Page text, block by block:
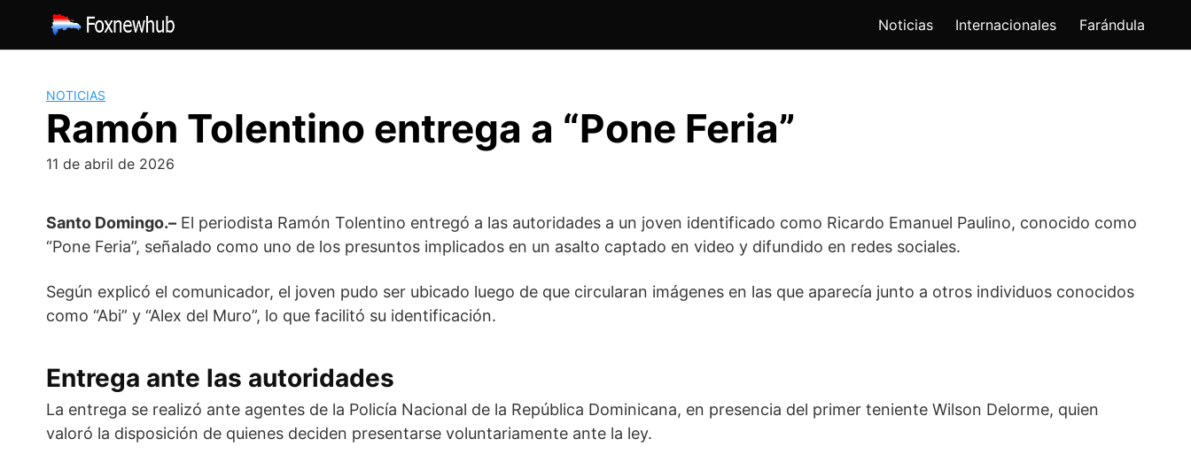
contenido
Noticias Internacionales Farándula
NOTICIAS
Ramón Tolentino entrega a “Pone Feria”
11 de abril de 2026
Santo Domingo.– El periodista Ramón Tolentino entregó a las autoridades a un joven identificado como Ricardo Emanuel Paulino, conocido como
“Pone Feria”, señalado como uno de los presuntos implicados en un asalto captado en video y difundido en redes sociales.
Según explicó el comunicador, el joven pudo ser ubicado luego de que circularan imágenes en las que aparecía junto a otros individuos conocidos
como “Abi” y “Alex del Muro”, lo que facilitó su identificación.
Entrega ante las autoridades
La entrega se realizó ante agentes de la Policía Nacional de la República Dominicana, en presencia del primer teniente Wilson Delorme, quien
valoró la disposición de quienes deciden presentarse voluntariamente ante la ley.